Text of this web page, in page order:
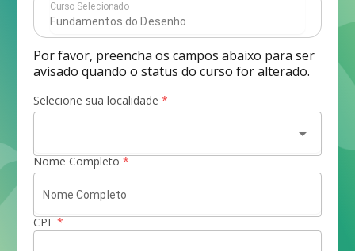
Curso Selecionado
Por favor, preencha os campos abaixo para ser
avisado quando o status do curso for alterado.
Selecione sua localidade *
arrow_drop_down
Nome Completo *
CPF *